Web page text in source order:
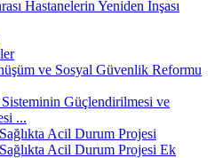
Hastanelerin Yeniden İnşası
ve Sosyal Güvenlik Reformu
Sisteminin Güçlendirilmesi ve
...
Acil Durum Projesi
Acil Durum Projesi Ek